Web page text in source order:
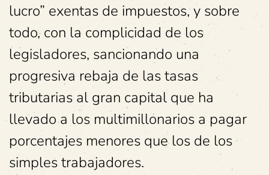
lucro” exentas de impuestos, y sobre
todo, con la complicidad de los
legisladores, sancionando una
progresiva rebaja de las tasas
tributarias al gran capital que ha
llevado a los multimillonarios a pagar
porcentajes menores que los de los
simples trabajadores.